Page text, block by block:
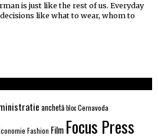
is just like the rest of us. Everyday
like what to wear, whom to
anchetăblocCernavoda
Fashion Film Focus Press